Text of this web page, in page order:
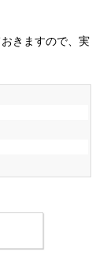
きますので、実